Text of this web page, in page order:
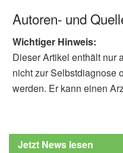
Autoren- und
Wichtiger Hinweis:
Dieser Artikel enthält nur
nicht zur Selbstdiagnose
werden. Er kann einen
Jetzt News lesen